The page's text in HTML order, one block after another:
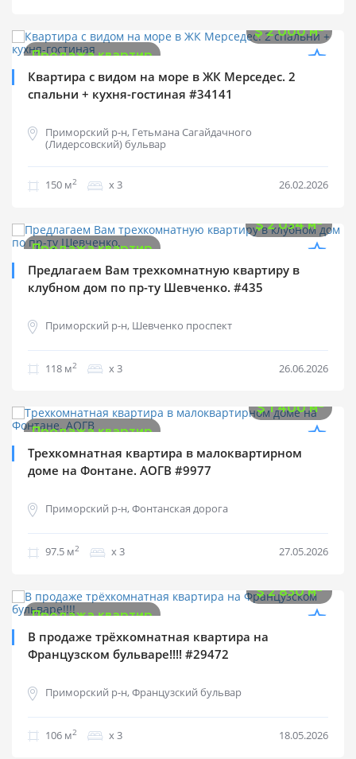
$2 000 м2
Продажа квартир
Квартира с видом на море в ЖК Мерседес. 2
спальни + кухня-гостиная #34141
Приморский р-н, Гетьмана Сагайдачного
(Лидерсовский) бульвар
150 м2 х 3 26.02.2026
$2 034 м2
Продажа квартир
Предлагаем Вам трехкомнатную квартиру в
клубном дом по пр-ту Шевченко. #435
Приморский р-н, Шевченко проспект
118 м2 х 3 26.06.2026
$1 400 м2
Продажа квартир
Трехкомнатная квартира в малоквартирном
доме на Фонтане. АОГВ #9977
Приморский р-н, Фонтанская дорога
97.5 м2 х 3 27.05.2026
$2 830 м2
Продажа квартир
В продаже трёхкомнатная квартира на
Французском бульваре!!!! #29472
Приморский р-н, Французский бульвар
106 м2 х 3 18.05.2026